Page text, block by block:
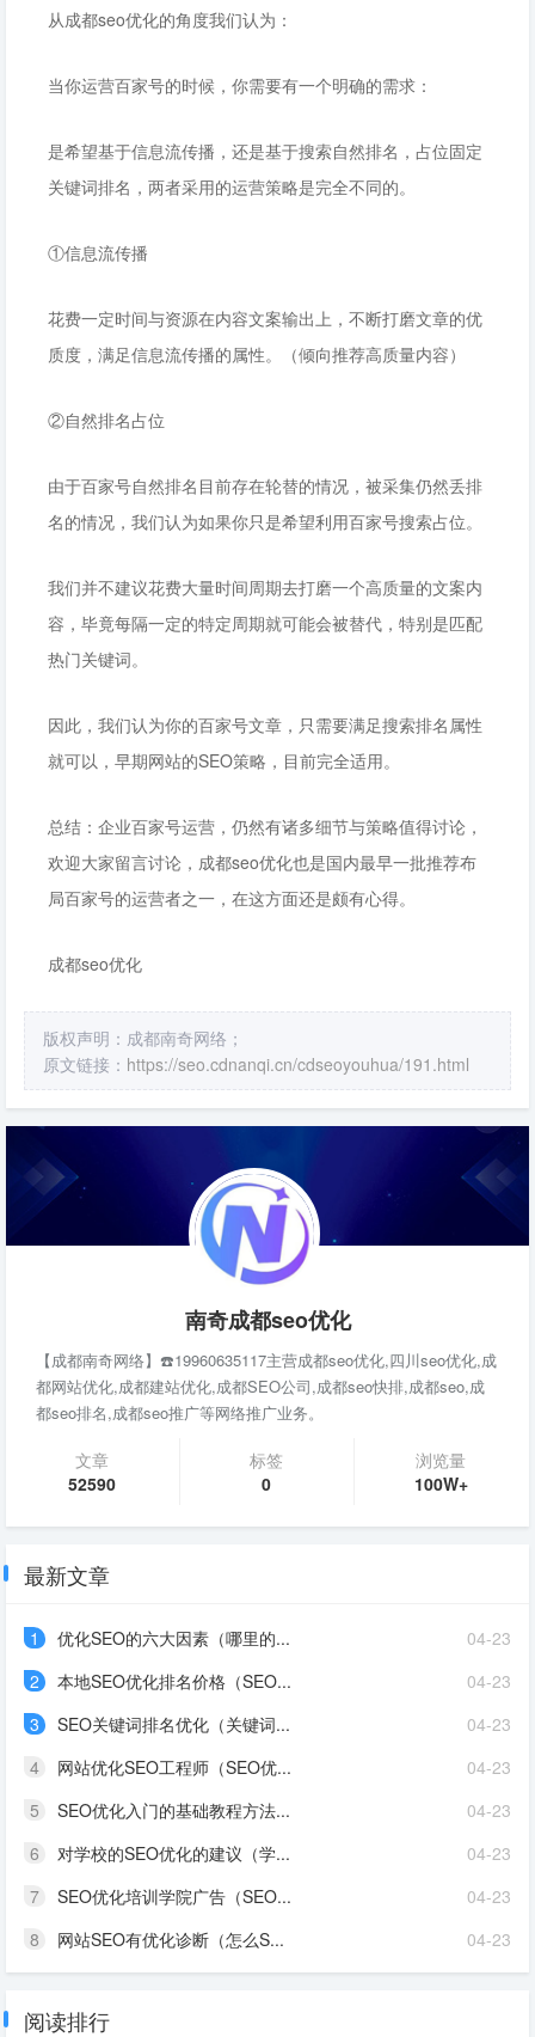
从成都seo优化的角度我们认为：
当你运营百家号的时候，你需要有一个明确的需求：
是希望基于信息流传播，还是基于搜索自然排名，占位固定
关键词排名，两者采用的运营策略是完全不同的。
①信息流传播
花费一定时间与资源在内容文案输出上，不断打磨文章的优
质度，满足信息流传播的属性。（倾向推荐高质量内容）
②自然排名占位
由于百家号自然排名目前存在轮替的情况，被采集仍然丢排
名的情况，我们认为如果你只是希望利用百家号搜索占位。
我们并不建议花费大量时间周期去打磨一个高质量的文案内
容，毕竟每隔一定的特定周期就可能会被替代，特别是匹配
热门关键词。
因此，我们认为你的百家号文章，只需要满足搜索排名属性
就可以，早期网站的SEO策略，目前完全适用。
总结：企业百家号运营，仍然有诸多细节与策略值得讨论，
欢迎大家留言讨论，成都seo优化也是国内最早一批推荐布
局百家号的运营者之一，在这方面还是颇有心得。
成都seo优化
版权声明：成都南奇网络；
原文链接： https://seo.cdnanqi.cn/cdseoyouhua/191.html
南奇成都seo优化
【成都南奇网络】☎️19960635117主营成都seo优化,四川seo优化,成
都网站优化,成都建站优化,成都SEO公司,成都seo快排,成都seo,成
都seo排名,成都seo推广等网络推广业务。
文章
52590
标签
0
浏览量
100W+
最新文章
04-23
1
优化SEO的六大因素（哪里的...
04-23
2
本地SEO优化排名价格（SEO...
04-23
3
SEO关键词排名优化（关键词...
04-23
4
网站优化SEO工程师（SEO优...
04-23
5
SEO优化入门的基础教程方法...
04-23
6
对学校的SEO优化的建议（学...
04-23
7
SEO优化培训学院广告（SEO...
04-23
8 网站SEO有优化诊断（怎么S...
阅读排行